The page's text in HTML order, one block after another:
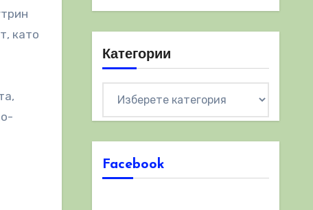
като
Категории
Facebook